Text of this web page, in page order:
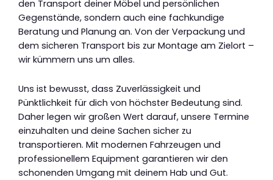
den Transport deiner Möbel und persönlichen
Gegenstände, sondern auch eine fachkundige
Beratung und Planung an. Von der Verpackung und
dem sicheren Transport bis zur Montage am Zielort –
wir kümmern uns um alles.
Uns ist bewusst, dass Zuverlässigkeit und
Pünktlichkeit für dich von höchster Bedeutung sind.
Daher legen wir großen Wert darauf, unsere Termine
einzuhalten und deine Sachen sicher zu
transportieren. Mit modernen Fahrzeugen und
professionellem Equipment garantieren wir den
schonenden Umgang mit deinem Hab und Gut.